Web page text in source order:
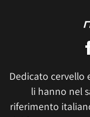
Dedicato cervello
li hanno nel
riferimento